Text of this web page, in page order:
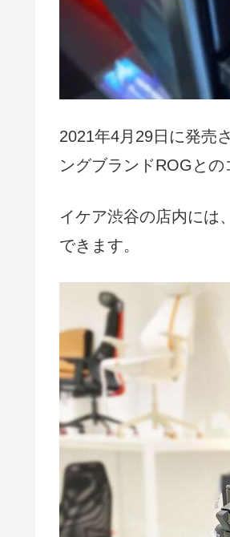
2021年4月29日に発売
ングブランドROGとの
イケア渋谷の店内には
できます。